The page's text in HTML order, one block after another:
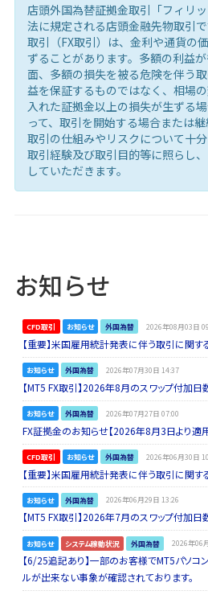
店頭外国為替証拠金取引「フィリ
法に規定される店頭金融先物取引
取引（FX取引）は、金利や通貨の
ずることがあります。多額の利益
面、多額の損失を被る危険を伴う
益を保証するものではなく、相場
入れた証拠金以上の損失が生ずる
って、取引を開始する場合または継
取引の仕組みやリスクについて十分
取引経験及び取引目的等に照らし
していただきます。
お知らせ
CFD取引 お知らせ 外国為替 2026年08月03日
【重要】米国雇用統計発表に伴う取引に関
お知らせ 外国為替 2026年07月30日 14:37
【MT5 FX取引】2026年8月のスワップ付加
お知らせ 外国為替 2026年07月27日 07:00
FX証拠金のお知らせ【2026年8月3日より適
CFD取引 お知らせ 外国為替 2026年06月30日
【重要】米国雇用統計発表に伴う取引に関
お知らせ 外国為替 2026年06月29日 13:26
【MT5 FX取引】2026年7月のスワップ付加
お知らせ システム稼動状況 外国為替 2026年06
【6/25追記あり】一部のお客様でMT5パソコ
ルが出来ない事象が確認されております。